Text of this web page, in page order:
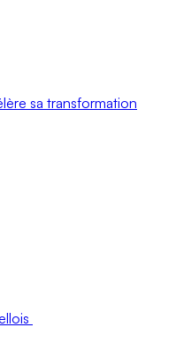
sa transformation